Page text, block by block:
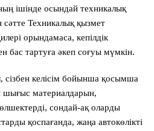
ішінде осындай техникалық
сәтте Техникалық қызмет
орындамаса, кепілдік
бас тартуға әкеп соғуы мүмкін.
сізбен келісім бойынша қосымша
шығыс материалдарын,
сондай-ақ оларды
қоспағанда, жаңа автокөлікті